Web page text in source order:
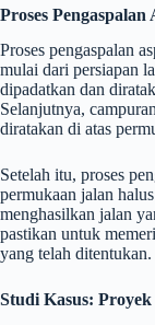
Proses
Proses pengaspalan
mulai dari persiapan
dipadatkan dan
Selanjutnya,
diratakan di atas
Setelah itu, proses
permukaan jalan
menghasilkan jalan
pastikan untuk
yang telah ditentukan.
Studi Kasus: